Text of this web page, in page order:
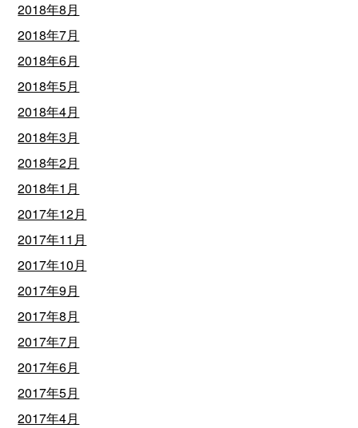
2018年8月
2018年7月
2018年6月
2018年5月
2018年4月
2018年3月
2018年2月
2018年1月
2017年12月
2017年11月
2017年10月
2017年9月
2017年8月
2017年7月
2017年6月
2017年5月
2017年4月